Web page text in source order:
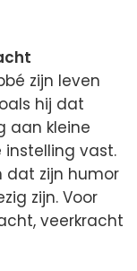
zijn leven
hij dat
aan kleine
vast.
dat zijn humor
zijn. Voor
veerkracht